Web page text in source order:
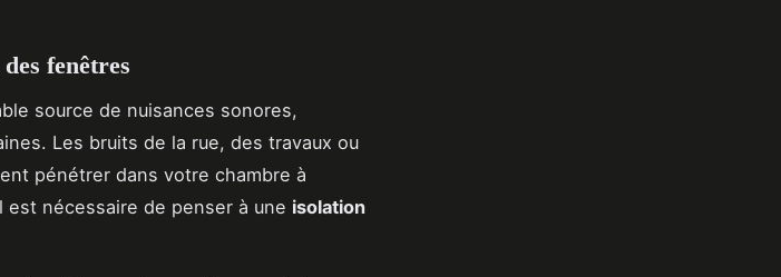
fenêtres
source de nuisances sonores,
Les bruits de la rue, des travaux ou
pénétrer dans votre chambre à
est nécessaire de penser à une isolation